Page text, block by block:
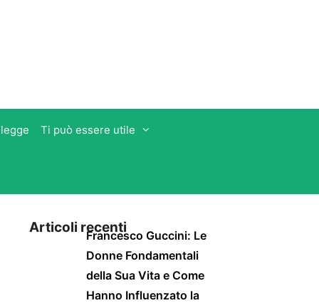
Ti può essere utile
Articoli recentiFrancesco Guccini: Le
Donne Fondamentali
della Sua Vita e Come
Hanno Influenzato la